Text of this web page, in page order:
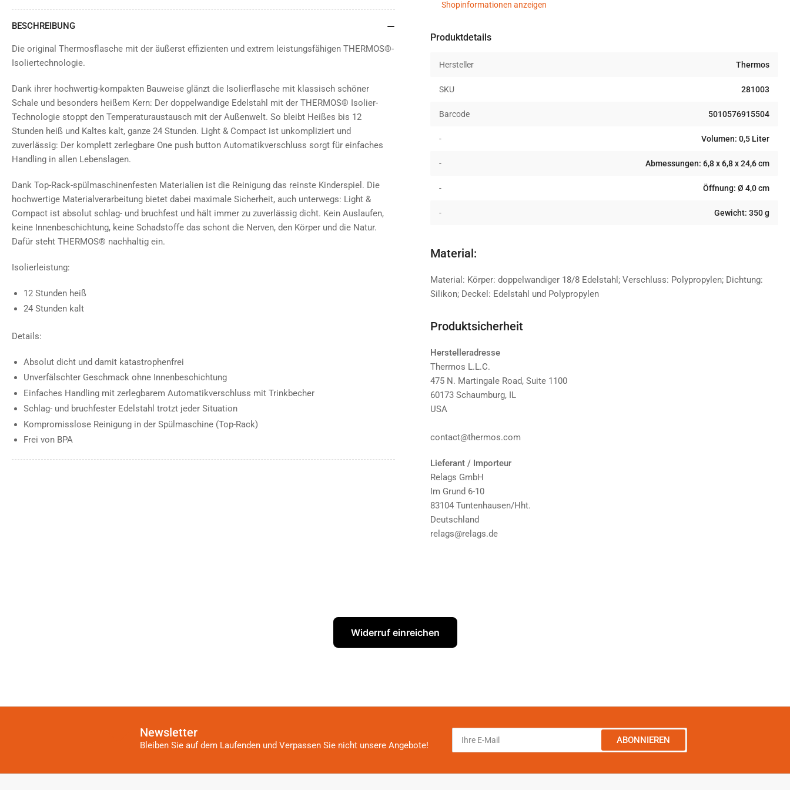
Shopinformationen anzeigen
Produktdetails
Hersteller Thermos
SKU 281003
Barcode 5010576915504
- Volumen: 0,5 Liter
- Abmessungen: 6,8 x 6,8 x 24,6 cm
- Öffnung: Ø 4,0 cm
- Gewicht: 350 g
Material:
Material: Körper: doppelwandiger 18/8 Edelstahl; Verschluss: Polypropylen; Dichtung:
Silikon; Deckel: Edelstahl und Polypropylen
Produktsicherheit
Herstelleradresse
Thermos L.L.C.
475 N. Martingale Road, Suite 1100
60173 Schaumburg, IL
USA
contact@thermos.com
Lieferant / Importeur
Relags GmbH
Im Grund 6-10
83104 Tuntenhausen/Hht.
Deutschland
relags@relags.de
BESCHREIBUNG
Die original Thermosflasche mit der äußerst effizienten und extrem leistungsfähigen THERMOS®-
Isoliertechnologie.
Dank ihrer hochwertig-kompakten Bauweise glänzt die Isolierflasche mit klassisch schöner
Schale und besonders heißem Kern: Der doppelwandige Edelstahl mit der THERMOS® Isolier-
Technologie stoppt den Temperaturaustausch mit der Außenwelt. So bleibt Heißes bis 12
Stunden heiß und Kaltes kalt, ganze 24 Stunden. Light & Compact ist unkompliziert und
zuverlässig: Der komplett zerlegbare One push button Automatikverschluss sorgt für einfaches
Handling in allen Lebenslagen.
Dank Top-Rack-spülmaschinenfesten Materialien ist die Reinigung das reinste Kinderspiel. Die
hochwertige Materialverarbeitung bietet dabei maximale Sicherheit, auch unterwegs: Light &
Compact ist absolut schlag- und bruchfest und hält immer zu zuverlässig dicht. Kein Auslaufen,
keine Innenbeschichtung, keine Schadstoffe das schont die Nerven, den Körper und die Natur.
Dafür steht THERMOS® nachhaltig ein.
Isolierleistung:
12 Stunden heiß
24 Stunden kalt
Details:
Absolut dicht und damit katastrophenfrei
Unverfälschter Geschmack ohne Innenbeschichtung
Einfaches Handling mit zerlegbarem Automatikverschluss mit Trinkbecher
Schlag- und bruchfester Edelstahl trotzt jeder Situation
Kompromisslose Reinigung in der Spülmaschine (Top-Rack)
Frei von BPA
Widerruf einreichen
Newsletter
Bleiben Sie auf dem Laufenden und Verpassen Sie nicht unsere Angebote!
Ihre
Mail
ABONNIEREN